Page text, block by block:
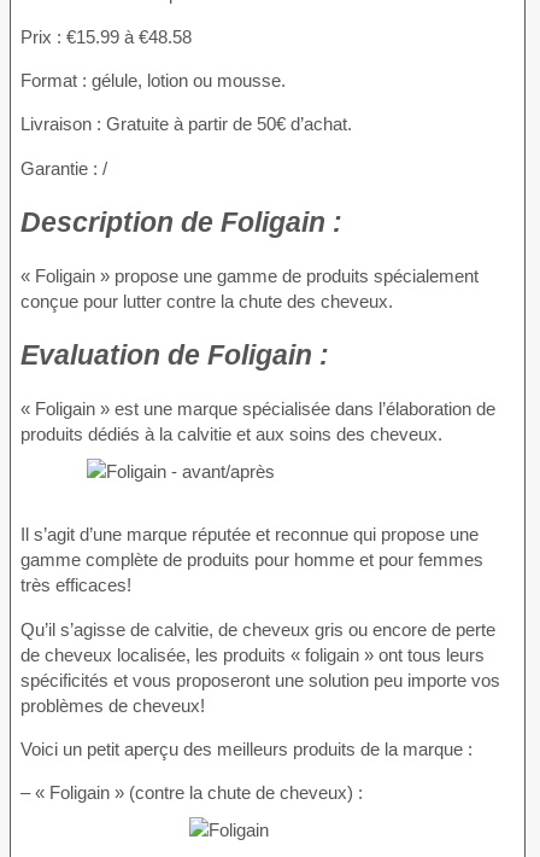
Prix : €15.99 à €48.58
Format : gélule, lotion ou mousse.
Livraison : Gratuite à partir de 50€ d’achat.
Garantie : /
Description de Foligain :
« Foligain » propose une gamme de produits spécialement
conçue pour lutter contre la chute des cheveux.
Evaluation de Foligain :
« Foligain » est une marque spécialisée dans l’élaboration de
produits dédiés à la calvitie et aux soins des cheveux.
Il s’agit d’une marque réputée et reconnue qui propose une
gamme complète de produits pour homme et pour femmes
très efficaces!
Qu’il s’agisse de calvitie, de cheveux gris ou encore de perte
de cheveux localisée, les produits « foligain » ont tous leurs
spécificités et vous proposeront une solution peu importe vos
problèmes de cheveux!
Voici un petit aperçu des meilleurs produits de la marque :
– « Foligain » (contre la chute de cheveux) :